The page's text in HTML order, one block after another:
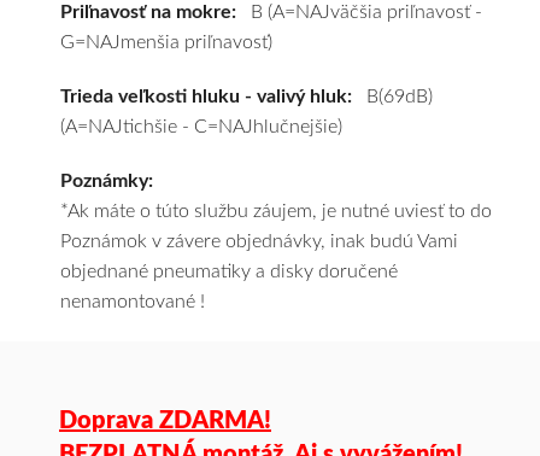
Priľnavosť na mokre: B (A=NAJväčšia priľnavosť -
G=NAJmenšia priľnavosť)
Trieda veľkosti hluku - valivý hluk: B(69dB)
(A=NAJtichšie - C=NAJhlučnejšie)
Poznámky:
*Ak máte o túto službu záujem, je nutné uviesť to do
Poznámok v závere objednávky, inak budú Vami
objednané pneumatiky a disky doručené
nenamontované !
Doprava ZDARMA!